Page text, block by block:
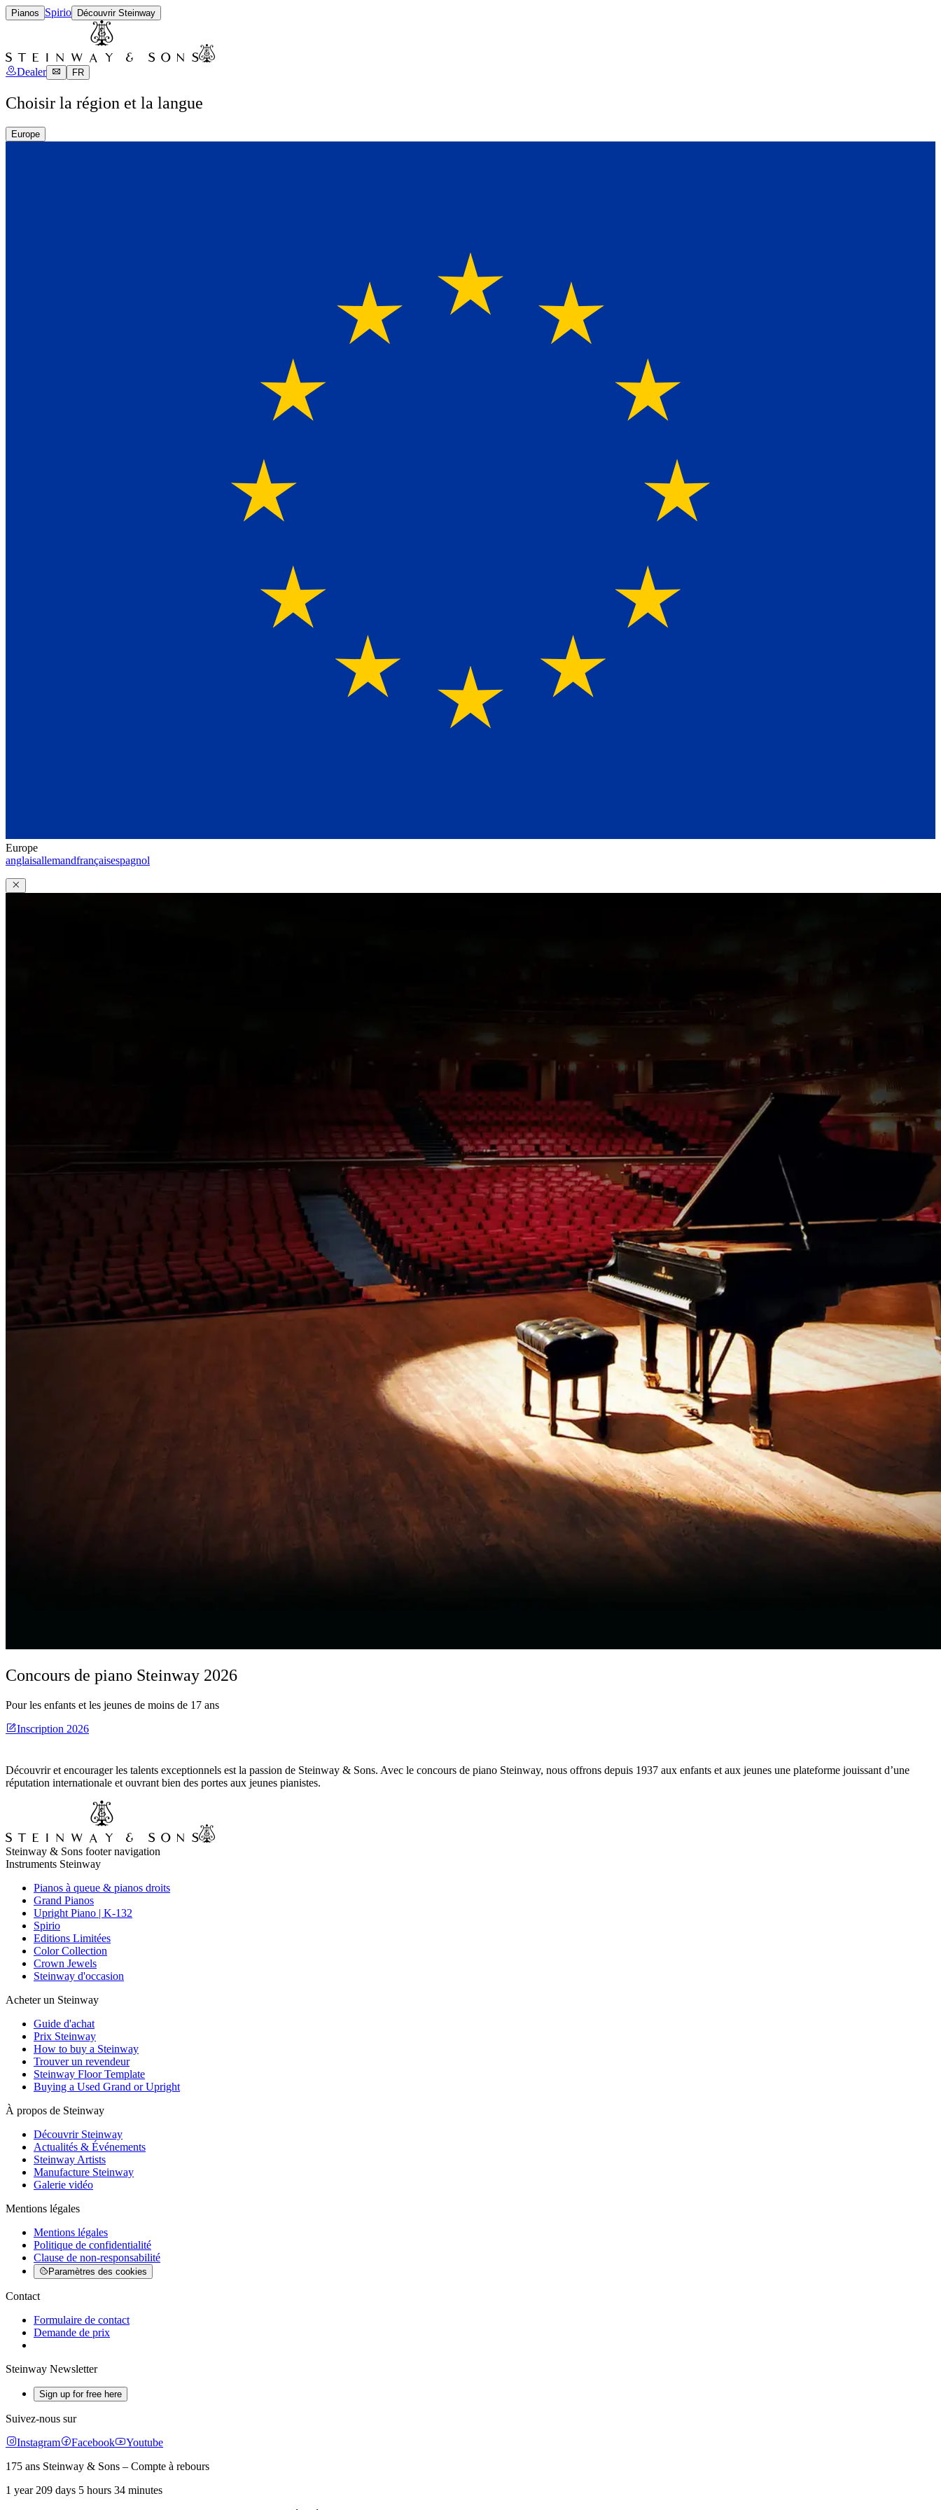
Pianos Spirio Découvrir Steinway
Dealer FR
Choisir la région et la langue
Europe
Europe
anglaisallemandfrançaisespagnol
Concours de piano Steinway 2026
Pour les enfants et les jeunes de moins de 17 ans
Inscription 2026
Découvrir et encourager les talents exceptionnels est la passion de Steinway ⁠&⁠ Sons. Avec le concours de piano Steinway, nous offrons depuis 1937 aux enfants et aux jeunes une plateforme jouissant d’une
réputation internationale et ouvrant bien des portes aux jeunes pianistes.
Steinway & Sons footer navigation
Instruments Steinway
Pianos à queue & pianos droits
Grand Pianos
Upright Piano | K-132
Spirio
Editions Limitées
Color Collection
Crown Jewels
Steinway d'occasion
Acheter un Steinway
Guide d'achat
Prix Steinway
How to buy a Steinway
Trouver un revendeur
Steinway Floor Template
Buying a Used Grand or Upright
À propos de Steinway
Découvrir Steinway
Actualités & Événements
Steinway Artists
Manufacture Steinway
Galerie vidéo
Mentions légales
Mentions légales
Politique de confidentialité
Clause de non-responsabilité
Paramètres des cookies
Contact
Formulaire de contact
Demande de prix
Steinway Newsletter
Sign up for free here
Suivez-nous sur
Instagram
Facebook
Youtube
175 ans Steinway & Sons – Compte à rebours
1 year 209 days 5 hours 34 minutes